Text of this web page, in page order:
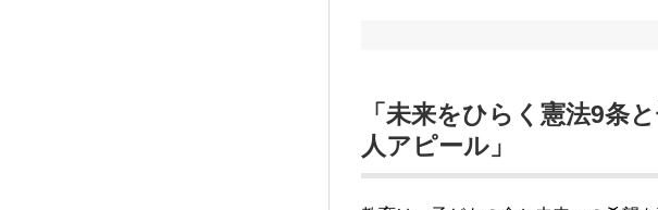
「未来をひらく憲法9条
人アピール」